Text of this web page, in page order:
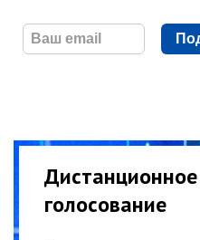
голосование